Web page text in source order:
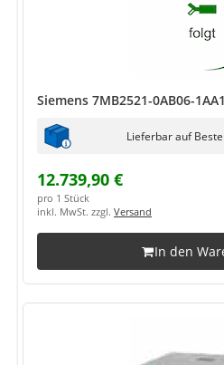
Siemens 7MB2521-0AB06-
Lieferbar auf
12.739,90 €
pro 1 Stück
inkl. MwSt. zzgl. Versand
In den